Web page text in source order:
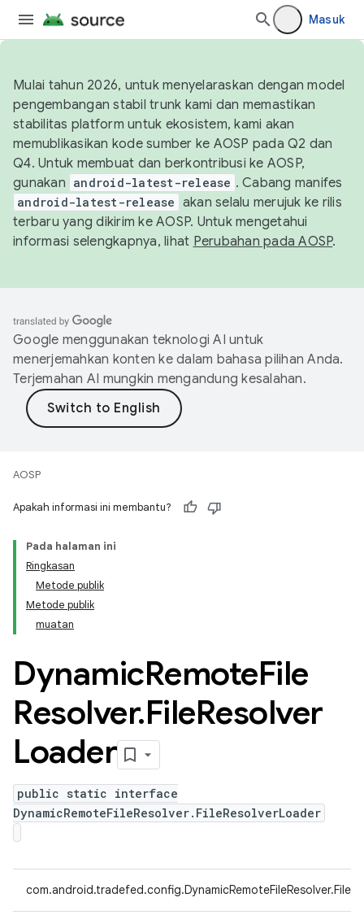
Masuk
Mulai tahun 2026, untuk menyelaraskan dengan model
pengembangan stabil trunk kami dan memastikan
stabilitas platform untuk ekosistem, kami akan
memublikasikan kode sumber ke AOSP pada Q2 dan
Q4. Untuk membuat dan berkontribusi ke AOSP,
gunakan android-latest-release . Cabang manifes
android-latest-release akan selalu merujuk ke rilis
terbaru yang dikirim ke AOSP. Untuk mengetahui
informasi selengkapnya, lihat Perubahan pada AOSP.
Google menggunakan teknologi AI untuk
menerjemahkan konten ke dalam bahasa pilihan Anda.
Terjemahan AI mungkin mengandung kesalahan.
AOSP
Apakah informasi ini membantu?
Pada halaman ini
Ringkasan
Metode publik
Metode publik
muatan
DynamicRemoteFile
Resolver.FileResolver
Loader
public static interface
DynamicRemoteFileResolver.FileResolverLoader